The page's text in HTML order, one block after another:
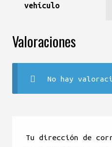
vehículo
Valoraciones
No hay
Tu dirección de